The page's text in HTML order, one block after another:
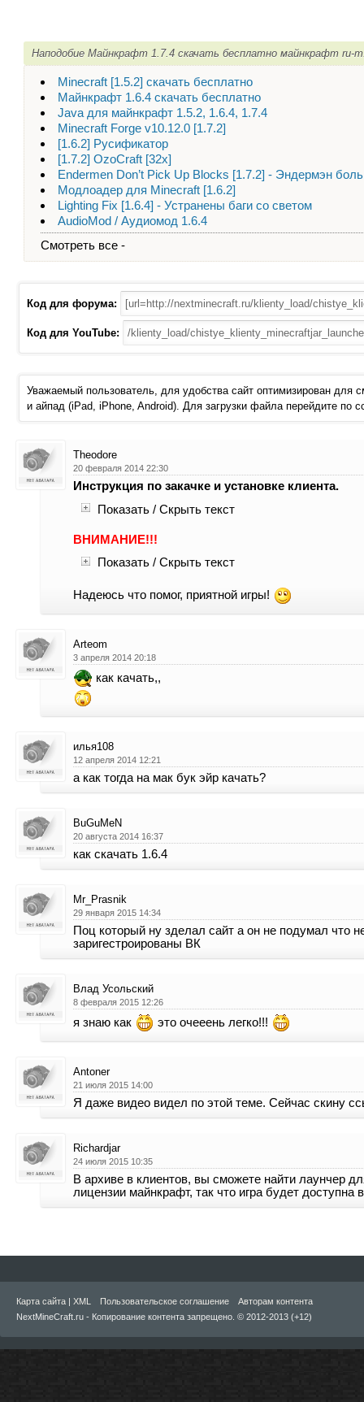
Наподобие Майнкрафт 1.7.4 скачать бесплатно майнкрафт ru-
Minecraft [1.5.2] скачать бесплатно
Майнкрафт 1.6.4 скачать бесплатно
Java для майнкрафт 1.5.2, 1.6.4, 1.7.4
Minecraft Forge v10.12.0 [1.7.2]
[1.6.2] Русификатор
[1.7.2] OzoCraft [32x]
Endermen Don’t Pick Up Blocks [1.7.2] - Эндермэн
Модлоадер для Minecraft [1.6.2]
Lighting Fix [1.6.4] - Устранены баги со светом
AudioMod / Аудиомод 1.6.4
Смотреть все -
Код для форума:
Код для YouTube:
Уважаемый пользователь, для удобства сайт оптимизирован для
и айпад (iPad, iPhone, Android). Для загрузки файла перейдите по
Theodore
20 февраля 2014 22:30
Инструкция по закачке и установке клиента.
Показать / Скрыть текст
ВНИМАНИЕ!!!
Показать / Скрыть текст
Надеюсь что помог, приятной игры!
Arteom
3 апреля 2014 20:18
как качать,,
илья108
12 апреля 2014 12:21
а как тогда на мак бук эйр качать?
BuGuMeN
20 августа 2014 16:37
как скачать 1.6.4
Mr_Prasnik
29 января 2015 14:34
Поц который ну зделал сайт а он не подумал что
заригестроированы ВК
Влад Усольский
8 февраля 2015 12:26
я знаю как это очееень легко!!!
Antoner
21 июля 2015 14:00
Я даже видео видел по этой теме. Сейчас скину
Richardjar
24 июля 2015 10:35
В архиве в клиентов, вы сможете найти лаунчер
лицензии майнкрафт, так что игра будет доступна
Карта сайта | XML Пользовательское соглашение
Авторам контента
NextMineCraft.ru - Копирование контента запрещено. © 2012-2013 (+12)